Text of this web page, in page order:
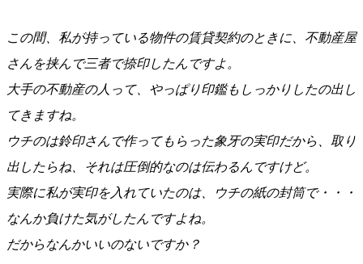
この間、私が持っている物件の賃貸契約のときに、不動産屋
さんを挟んで三者で捺印したんですよ。
大手の不動産の人って、やっぱり印鑑もしっかりしたの出し
てきますね。
ウチのは鈴印さんで作ってもらった象牙の実印だから、取り
出したらね、それは圧倒的なのは伝わるんですけど。
実際に私が実印を入れていたのは、ウチの紙の封筒で・・・
なんか負けた気がしたんですよね。
だからなんかいいのないですか？